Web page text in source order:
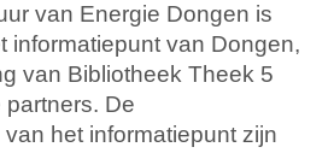
van Energie Dongen is
informatiepunt van Dongen,
van Bibliotheek Theek 5
De
het informatiepunt zijn